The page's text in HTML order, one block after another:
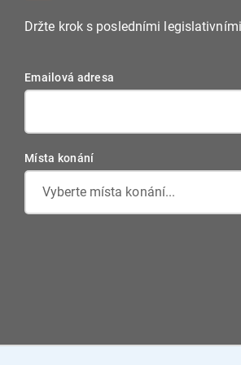
Držte krok s posledními
Emailová adresa
Místa konání
Vyberte místa konání...